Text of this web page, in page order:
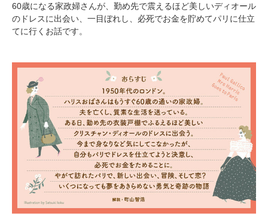
60歳になる家政婦さんが、勤め先で震えるほど美しいディオール
のドレスに出会い、一目ぼれし、必死でお金を貯めてパリに仕立
てに行くお話です。